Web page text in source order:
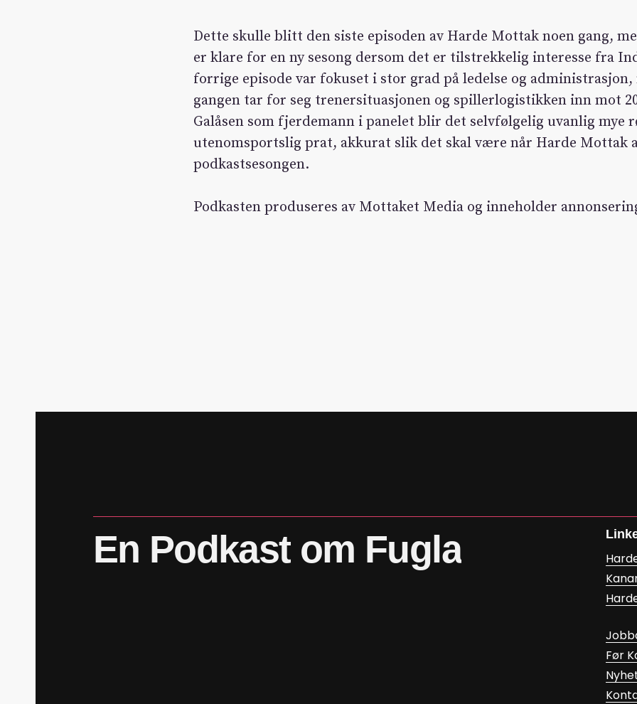
Dette skulle blitt den siste episoden av Harde Mottak noen gang,
er klare for en ny sesong dersom det er tilstrekkelig interesse fra
forrige episode var fokuset i stor grad på ledelse og administrasjon,
gangen tar for seg trenersituasjonen og spillerlogistikken inn mot
Galåsen som fjerdemann i panelet blir det selvfølgelig uvanlig mye
utenomsportslig prat, akkurat slik det skal være når Harde Mottak
podkastsesongen.
Podkasten produseres av Mottaket Media og inneholder
En Podkast om Fugla
Før